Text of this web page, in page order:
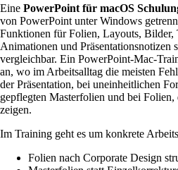
Eine PowerPoint für macOS
von PowerPoint unter Windows
Funktionen für Folien, Layouts, Bilder,
Animationen und Präsentationsnotizen
vergleichbar. Ein PowerPoint-Mac-
an, wo im Arbeitsalltag die meisten
der Präsentation, bei uneinheitlichen
gepflegten Masterfolien und bei
zeigen.
Im Training geht es um konkrete
Folien nach Corporate Design